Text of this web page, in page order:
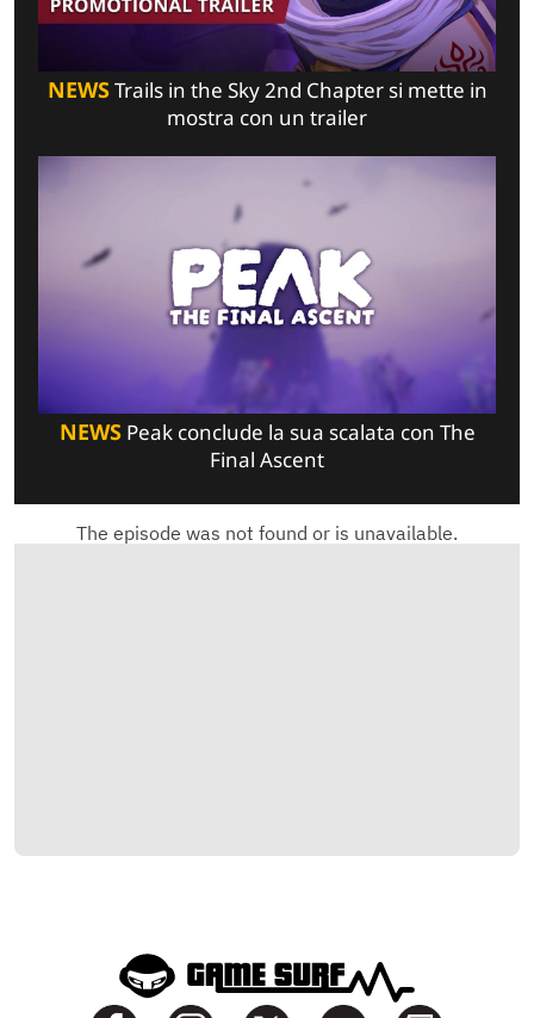
NEWSTrails in the Sky 2nd Chapter si mette in
mostra con un trailer
NEWSPeak conclude la sua scalata con The
Final Ascent